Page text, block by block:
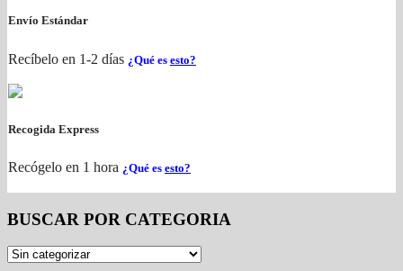
Envío Estándar
Recíbelo en 1-2 días ¿Qué es esto?
Recogida Express
Recógelo en 1 hora ¿Qué es esto?
BUSCAR POR CATEGORIA